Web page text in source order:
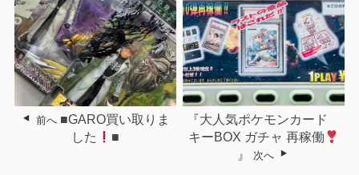
前へ ■GARO買い取りま
した
■
『大人気ポケモンカード
キーBOX ガチャ 再稼働
』
次へ